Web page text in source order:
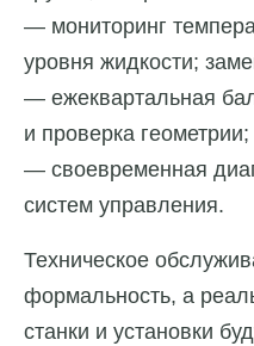
— мониторинг
уровня жидкости;
— ежеквартальная
и проверка геометрии;
— своевременная
систем управления.
Техническое
формальность, а
станки и установки